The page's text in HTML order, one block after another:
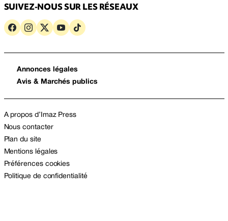
SUIVEZ-NOUS SUR LES RÉSEAUX
Annonces légales
Avis & Marchés publics
A propos d’Imaz Press
Nous contacter
Plan du site
Mentions légales
Préférences cookies
Politique de confidentialité